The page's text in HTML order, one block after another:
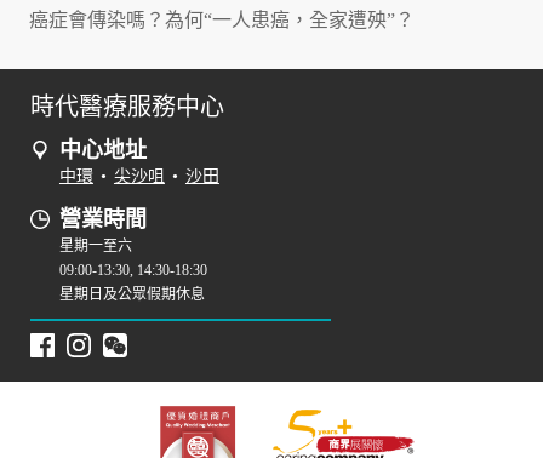
癌症會傳染嗎？為何“一人患癌，全家遭殃”？
時代醫療服務中心
中心地址
中環 • 尖沙咀 • 沙田
營業時間
星期一至六
09:00-13:30, 14:30-18:30
星期日及公眾假期休息